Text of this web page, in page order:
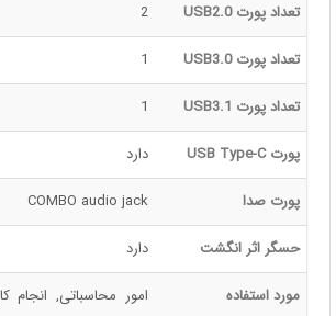
تعداد پورت USB2.0 2
تعداد پورت USB3.0 1
تعداد پورت USB3.1 1
پورت USB Type-C دارد
پورت صدا COMBO audio jack
حسگر اثر انگشت دارد
مورد استفاده
امور محاسباتی, انجام